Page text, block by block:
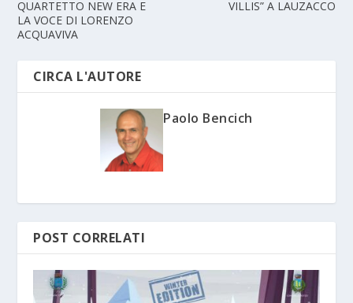
QUARTETTO NEW ERA E
LA VOCE DI LORENZO
ACQUAVIVA
VILLIS” A LAUZACCO
CIRCA L'AUTORE
Paolo Bencich
POST CORRELATI